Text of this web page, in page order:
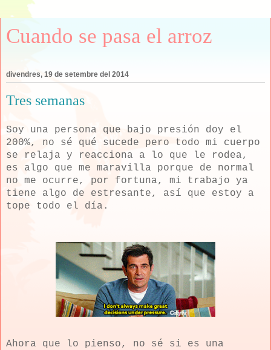
Cuando se pasa el arroz
divendres, 19 de setembre del 2014
Tres semanas
Soy una persona que bajo presión doy el
200%, no sé qué sucede pero todo mi cuerpo
se relaja y reacciona a lo que le rodea,
es algo que me maravilla porque de normal
no me ocurre, por fortuna, mi trabajo ya
tiene algo de estresante, así que estoy a
tope todo el día.
Ahora que lo pienso, no sé si es una